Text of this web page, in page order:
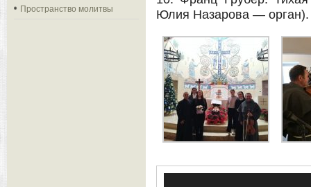
Пространство молитвы
Юлия Назарова — орган).